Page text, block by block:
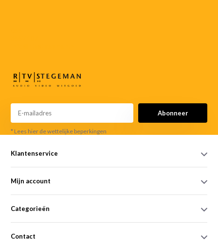
Abonneer
* Lees hier de wettelijke beperkingen
Klantenservice
Mijn account
Categorieën
Contact